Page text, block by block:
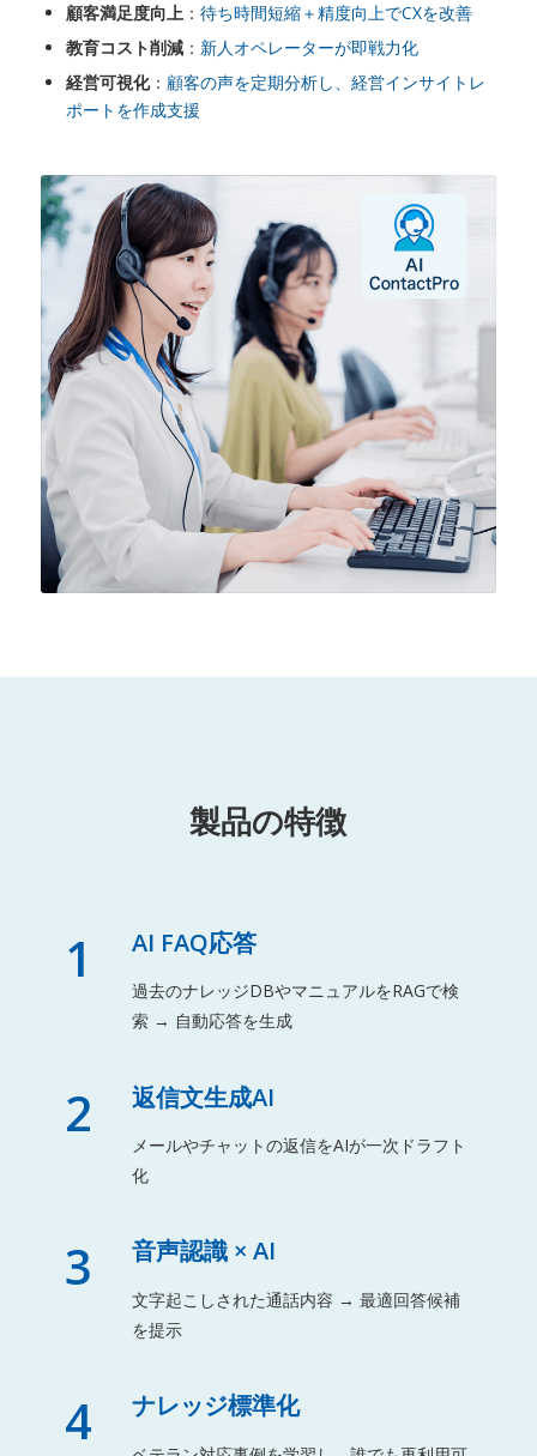
顧客満足度向上： 待ち時間短縮＋精度向上でCXを改善
教育コスト削減： 新人オペレーターが即戦力化
経営可視化： 顧客の声を定期分析し、経営インサイトレ
ポートを作成支援
製品の特徴
1 AI FAQ応答
過去のナレッジDBやマニュアルをRAGで検
索 → 自動応答を生成
2 返信文生成AI
メールやチャットの返信をAIが一次ドラフト
化
3 音声認識 × AI
文字起こしされた通話内容 → 最適回答候補
を提示
4 ナレッジ標準化